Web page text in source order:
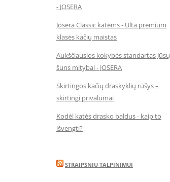
- JOSERA
Josera Classic katėms - Ulta premium
klasės kačių maistas
Aukščiausios kokybės standartas Jūsų
šuns mitybai - JOSERA
Skirtingos kačių draskyklių rūšys –
skirtingi privalumai
Kodėl katės drasko baldus - kaip to
išvengti?
STRAIPSNIU TALPINIMUI